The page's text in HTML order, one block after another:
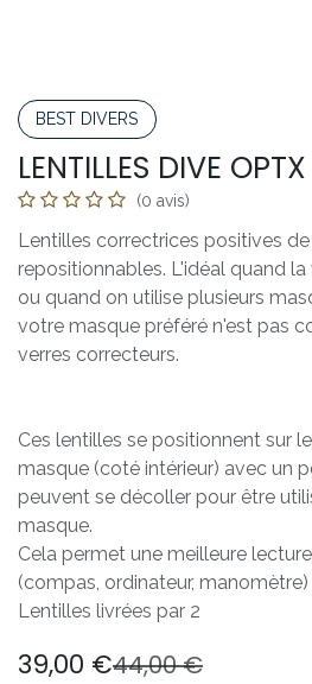
BEST DIVERS
LENTILLES DIVE
(0 avis)
Lentilles correctrices positives de
repositionnables. L'idéal quand
ou quand on utilise plusieurs
votre masque préféré n'est pas
verres correcteurs.
Ces lentilles se positionnent sur
masque (coté intérieur) avec un
peuvent se décoller pour être
masque.
Cela permet une meilleure
(compas, ordinateur, manomètre)
Lentilles livrées par 2
39,00 €44,00€